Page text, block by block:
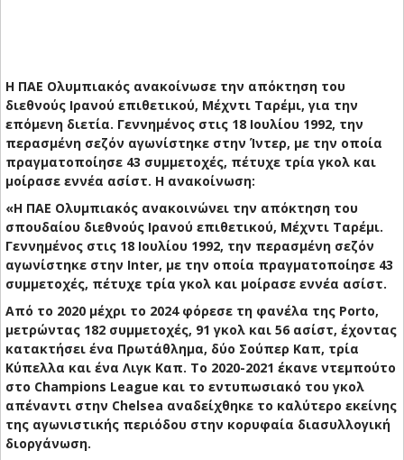
Η ΠΑΕ Ολυμπιακός ανακοίνωσε την απόκτηση του
διεθνούς Ιρανού επιθετικού, Μέχντι Ταρέμι, για την
επόμενη διετία. Γεννημένος στις 18 Ιουλίου 1992, την
περασμένη σεζόν αγωνίστηκε στην Ίντερ, με την οποία
πραγματοποίησε 43 συμμετοχές, πέτυχε τρία γκολ και
μοίρασε εννέα ασίστ. Η ανακοίνωση:
«Η ΠΑΕ Ολυμπιακός ανακοινώνει την απόκτηση του
σπουδαίου διεθνούς Ιρανού επιθετικού, Μέχντι Ταρέμι.
Γεννημένος στις 18 Ιουλίου 1992, την περασμένη σεζόν
αγωνίστηκε στην Inter, με την οποία πραγματοποίησε 43
συμμετοχές, πέτυχε τρία γκολ και μοίρασε εννέα ασίστ.
Από το 2020 μέχρι το 2024 φόρεσε τη φανέλα της Porto,
μετρώντας 182 συμμετοχές, 91 γκολ και 56 ασίστ, έχοντας
κατακτήσει ένα Πρωτάθλημα, δύο Σούπερ Καπ, τρία
Κύπελλα και ένα Λιγκ Καπ. Το 2020-2021 έκανε ντεμπούτο
στο Champions League και το εντυπωσιακό του γκολ
απέναντι στην Chelsea αναδείχθηκε το καλύτερο εκείνης
της αγωνιστικής περιόδου στην κορυφαία διασυλλογική
διοργάνωση.